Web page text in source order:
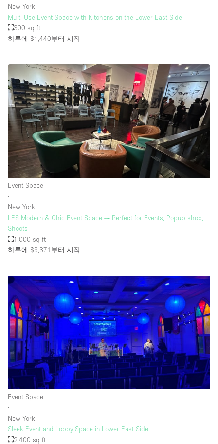
New York
Multi-Use Event Space with Kitchens on the Lower East Side
300 sq ft
하루에 $1,440부터 시작
Event Space
∙
New York
LES Modern & Chic Event Space — Perfect for Events, Popup shop,
Shoots
1,000 sq ft
하루에 $3,371 부터 시작
Event Space
∙
New York
Sleek Event and Lobby Space in Lower East Side
2,400 sq ft